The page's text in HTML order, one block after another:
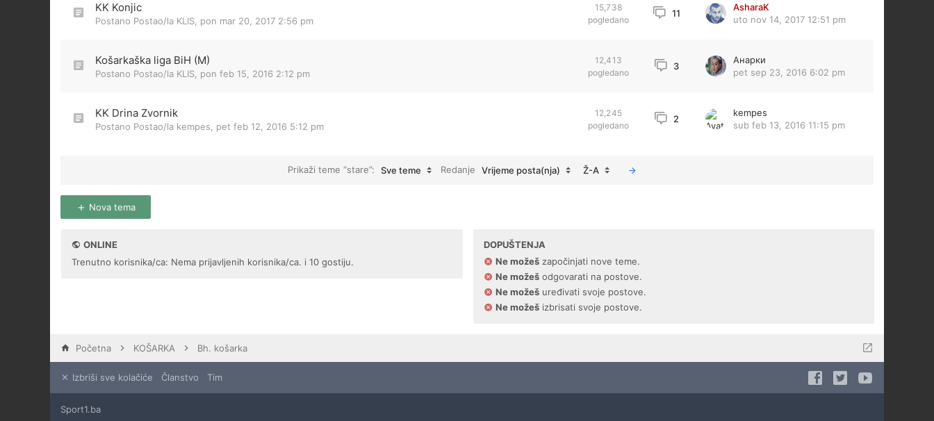
KK Konjic
Postano Postao/la KLIS pon mar 20, 2017 2:56 pm
15,738
pogledano
11
AsharaK
uto nov 14, 2017 12:51 pm
Košarkaška liga BiH (M)
Postano Postao/la KLIS pon feb 15, 2016 2:12 pm
12,413
pogledano
3
Анарки
pet sep 23, 2016 6:02 pm
KK Drina Zvornik
Postano Postao/la kempes pet feb 12, 2016 5:12 pm
12,245
pogledano
2
kempes
sub feb 13, 2016 11:15 pm
Prikaži teme “stare”: Sve teme Redanje Vrijeme posta(nja) Ž-A
Nova tema
ONLINE
Trenutno korisnika/ca: Nema prijavljenih korisnika/ca. i 10 gostiju.
DOPUŠTENJA
Ne možešzapočinjati nove teme.
Ne možešodgovarati na postove.
Ne možešuređivati svoje postove.
Ne možešizbrisati svoje postove.
Početna KOŠARKA Bh. košarka
Izbriši sve kolačiće Članstvo Tim
Sport1.ba